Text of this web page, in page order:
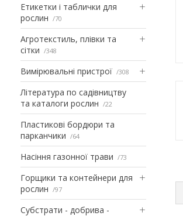
Етикетки і таблички для
рослин
70
Агротекстиль, плівки та
сітки
348
Вимірювальні пристрої 308
Література по садівництву
та каталоги рослин
22
Пластикові бордюри та
парканчики
64
Насіння газонної трави 73
Горщики та контейнери для
рослин
97
Субстрати - добрива -